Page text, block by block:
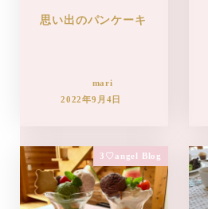
思い出のパンケーキ
mari
2022年9月4日
3♡angel Blog